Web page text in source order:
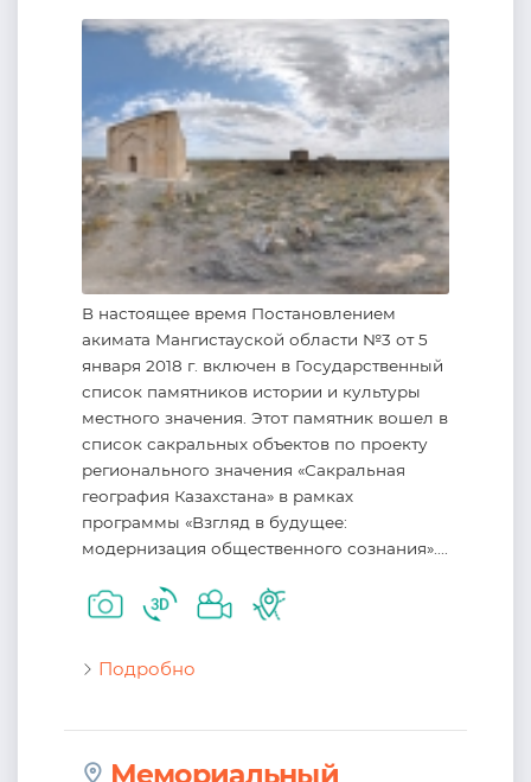
В настоящее время Постановлением
акимата Мангистауской области №3 от 5
января 2018 г. включен в Государственный
список памятников истории и культуры
местного значения. Этот памятник вошел в
список сакральных объектов по проекту
регионального значения «Сакральная
география Казахстана» в рамках
программы «Взгляд в будущее:
модернизация общественного сознания»....
Подробно
Мемориальный